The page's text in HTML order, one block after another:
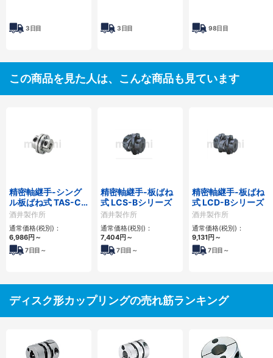
3日目 3日目 98日目
この商品を見た人は、こんな商品も見ています
精密軸継手-シング
ル板ばね式 TAS-C
シリーズ
酒井製作所
通常価格(税別)：
6,986円～
7日目～
精密軸継手-板ばね
式 LCS-Bシリーズ
酒井製作所
通常価格(税別)：
7,404円～
7日目～
精密軸継手-板ばね
式 LCD-Bシリーズ
酒井製作所
通常価格(税別)：
9,131円～
7日目～
ディスク形カップリングの売れ筋ランキング